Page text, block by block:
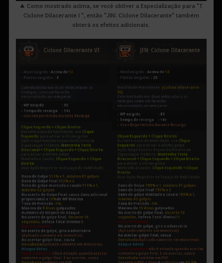
▲ Como mostrado acima, se você obtiver a Especialização para "T
Ciclone Dilacerante I ", então "JIN: Ciclone Dilacerante" também
obterá os efeitos adicionais.